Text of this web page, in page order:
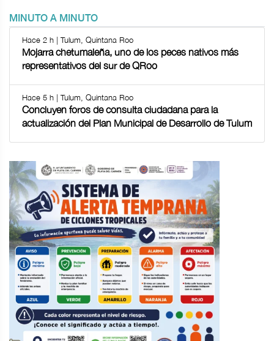
MINUTO A MINUTO
Hace 2 h | Tulum, Quintana Roo
Mojarra chetumaleña, uno de los peces nativos más
representativos del sur de QRoo
Hace 5 h | Tulum, Quintana Roo
Concluyen foros de consulta ciudadana para la
actualización del Plan Municipal de Desarrollo de Tulum